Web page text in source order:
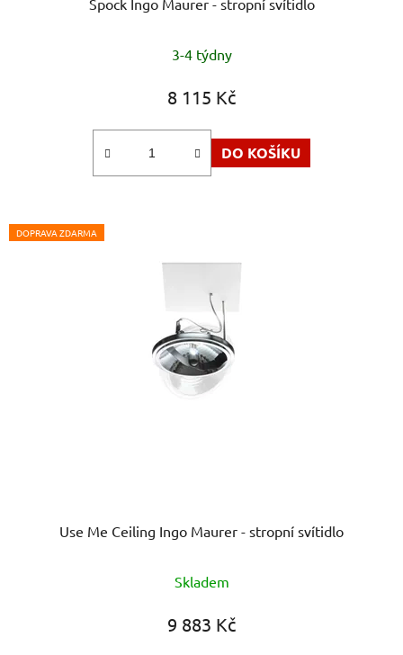
3-4 týdny
8 115 Kč
DO KOŠÍKU
DOPRAVA ZDARMA
Use Me Ceiling Ingo Maurer - stropní svítidlo
Skladem
9 883 Kč